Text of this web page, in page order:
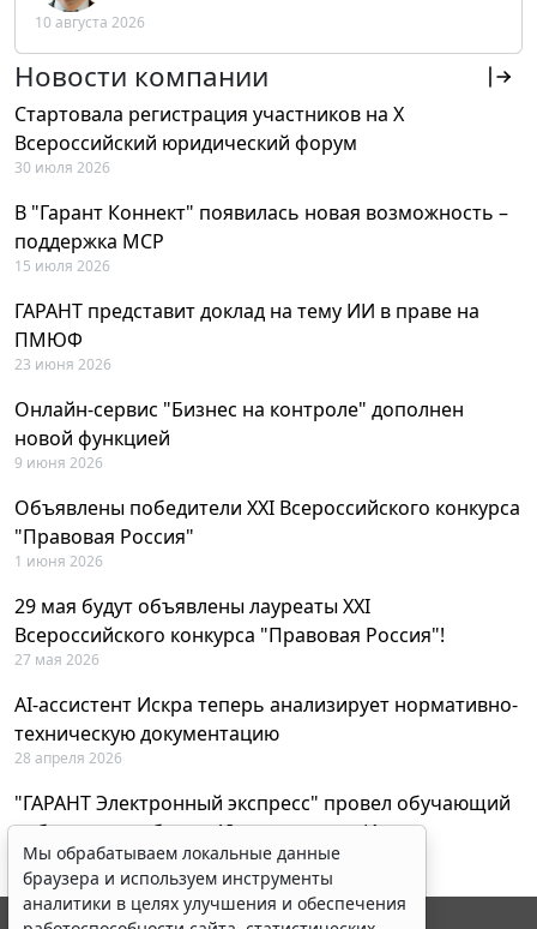
РФ
10 августа 2026
Новости компании
Стартовала регистрация участников на X
Всероссийский юридический форум
30 июля 2026
В "Гарант Коннект" появилась новая возможность –
поддержка MCP
15 июля 2026
ГАРАНТ представит доклад на тему ИИ в праве на
ПМЮФ
23 июня 2026
Онлайн-сервис "Бизнес на контроле" дополнен
новой функцией
9 июня 2026
Объявлены победители XXI Всероссийского конкурса
"Правовая Россия"
1 июня 2026
29 мая будут объявлены лауреаты XXI
Всероссийского конкурса "Правовая Россия"!
27 мая 2026
AI-ассистент Искра теперь анализирует нормативно-
техническую документацию
28 апреля 2026
"ГАРАНТ Электронный экспресс" провел обучающий
вебинар по работе с AI-ассистентом Искра
23 апреля 2026
Мы обрабатываем локальные данные
браузера и используем инструменты
аналитики в целях улучшения и обеспечения